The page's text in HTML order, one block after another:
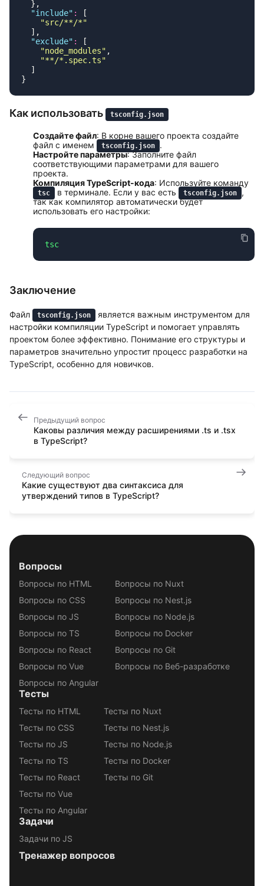
  "
include" :
    "
src/**/*
  "
exclude" :
    "
node_modules"
    "
**/*.spec.ts
Как использовать tsconfig.json
Создайте файл: В корне вашего проекта создайте
файл с именем
tsconfig.json
.
Настройте параметры: Заполните файл
соответствующими параметрами для вашего
проекта.
Компиляция TypeScript-кода: Используйте команду
tsc в терминале. Если у вас есть tsconfig.json
,
так как компилятор автоматически будет
использовать его настройки:
Заключение
Файл tsconfig.json
является важным инструментом для
настройки компиляции TypeScript и помогает управлять
проектом более эффективно. Понимание его структуры и
параметров значительно упростит процесс разработки на
TypeScript, особенно для новичков.
Предыдущий вопрос
Каковы различия между расширениями .ts и .tsx
в TypeScript?
Следующий вопрос
Какие существуют два синтаксиса для
утверждений типов в TypeScript?
Вопросы
Вопросы по HTML
Вопросы по CSS
Вопросы по JS
Вопросы по TS
Вопросы по React
Вопросы по Vue
Вопросы по Angular
Вопросы по Nuxt
Вопросы по Nest.js
Вопросы по Node.js
Вопросы по Docker
Вопросы по Git
Вопросы по Веб-разработке
Тесты
Тесты по HTML
Тесты по CSS
Тесты по JS
Тесты по TS
Тесты по React
Тесты по Vue
Тесты по Angular
Тесты по Nuxt
Тесты по Nest.js
Тесты по Node.js
Тесты по Docker
Тесты по Git
Задачи
Задачи по JS
Тренажер вопросов